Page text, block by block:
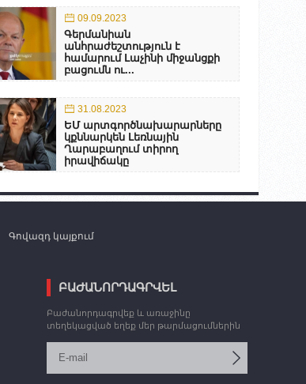
09.09.2023
Գերմանիան
անհրաժեշտություն է
համարում Լաչինի միջանցքի
բացումն ու...
31.08.2023
ԵՄ արտգործնախարարները
կքննարկեն Լեռնային
Ղարաբաղում տիրող
իրավիճակը
Գովազդ կայքում
ԲԱԺԱՆՈՐԴԱԳՐՎԵԼ
Բաժանորդագրվեք և առաջինը
տեղեկացված եղեք մեր թարմացումներին